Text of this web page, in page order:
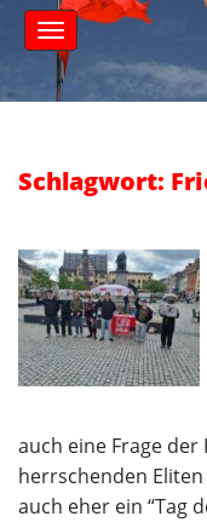
Schlagwort:
auch eine Frage der
herrschenden
auch eher ein “Tag